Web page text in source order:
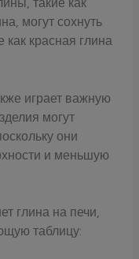
могут сохнуть
красная глина
играет важную
могут
они
и меньшую
глина на печи,
таблицу: